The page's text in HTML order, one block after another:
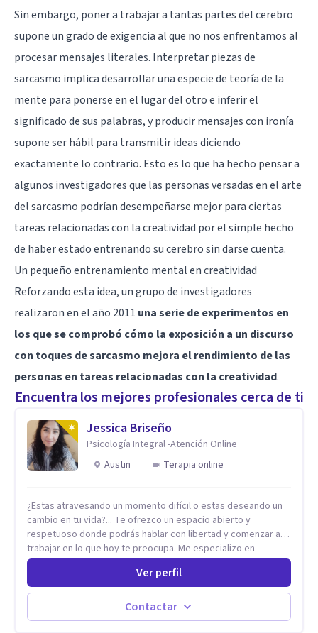
Sin embargo, poner a trabajar a tantas partes del cerebro
supone un grado de exigencia al que no nos enfrentamos al
procesar mensajes literales. Interpretar piezas de
sarcasmo implica desarrollar una especie de teoría de la
mente para ponerse en el lugar del otro e inferir el
significado de sus palabras, y producir mensajes con ironía
supone ser hábil para transmitir ideas diciendo
exactamente lo contrario. Esto es lo que ha hecho pensar a
algunos investigadores que las personas versadas en el arte
del sarcasmo podrían desempeñarse mejor para ciertas
tareas relacionadas con la creatividad por el simple hecho
de haber estado entrenando su cerebro sin darse cuenta.
Un pequeño entrenamiento mental en creatividad
Reforzando esta idea, un grupo de investigadores
realizaron en el año 2011 una serie de experimentos en
los que se comprobó cómo la exposición a un discurso
con toques de sarcasmo mejora el rendimiento de las
personas en tareas relacionadas con la creatividad.
Encuentra los mejores profesionales cerca de ti
Jessica Briseño
Psicología Integral -Atención Online
Austin
Terapia online
¿Estas atravesando un momento difícil o estas deseando un
cambio en tu vida?... Te ofrezco un espacio abierto y
respetuoso donde podrás hablar con libertad y comenzar a
trabajar en lo que hoy te preocupa. Me especializo en
Trastornos de Ansiedad y a lo largo de mi experiencia
profesional he acompañado a muchas Familias y Parejas con
distintas problemáticas como el manejo del estrés,
Autoestima, Gestión de la Ira, Depresión, Retos en la Crianza,
Codependencia, Celos, entre otros. Cuento con más de 12
Ver perfil
Contactar